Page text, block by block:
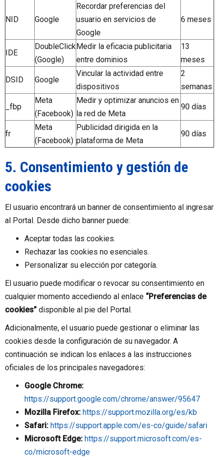
NID Google
Recordar preferencias del
usuario en servicios de
Google
6 meses
IDE
DoubleClick
(Google)
Medir la eficacia publicitaria
entre dominios
13
meses
DSID Google
Vincular la actividad entre
dispositivos
2
semanas
_fbp
Meta
(Facebook)
Medir y optimizar anuncios en
la red de Meta
90 días
fr
Meta
(Facebook)
Publicidad dirigida en la
plataforma de Meta
90 días
5. Consentimiento y gestión de
cookies
El usuario encontrará un banner de consentimiento al ingresar
al Portal. Desde dicho banner puede:
Aceptar todas las cookies.
Rechazar las cookies no esenciales.
Personalizar su elección por categoría.
El usuario puede modificar o revocar su consentimiento en
cualquier momento accediendo al enlace “Preferencias de
cookies” disponible al pie del Portal.
Adicionalmente, el usuario puede gestionar o eliminar las
cookies desde la configuración de su navegador. A
continuación se indican los enlaces a las instrucciones
oficiales de los principales navegadores:
Google Chrome:
https://support.google.com/chrome/answer/95647
Mozilla Firefox: https://support.mozilla.org/es/kb
Safari: https://support.apple.com/es-co/guide/safari
Microsoft Edge: https://support.microsoft.com/es-
co/microsoft-edge